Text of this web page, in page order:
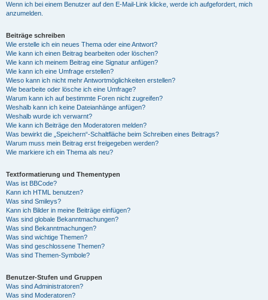
Wenn ich bei einem Benutzer auf den E-Mail-Link klicke, werde ich aufgefordert, mich
anzumelden.
Beiträge schreiben
Wie erstelle ich ein neues Thema oder eine Antwort?
Wie kann ich einen Beitrag bearbeiten oder löschen?
Wie kann ich meinem Beitrag eine Signatur anfügen?
Wie kann ich eine Umfrage erstellen?
Wieso kann ich nicht mehr Antwortmöglichkeiten erstellen?
Wie bearbeite oder lösche ich eine Umfrage?
Warum kann ich auf bestimmte Foren nicht zugreifen?
Weshalb kann ich keine Dateianhänge anfügen?
Weshalb wurde ich verwarnt?
Wie kann ich Beiträge den Moderatoren melden?
Was bewirkt die „Speichern“-Schaltfläche beim Schreiben eines Beitrags?
Warum muss mein Beitrag erst freigegeben werden?
Wie markiere ich ein Thema als neu?
Textformatierung und Thementypen
Was ist BBCode?
Kann ich HTML benutzen?
Was sind Smileys?
Kann ich Bilder in meine Beiträge einfügen?
Was sind globale Bekanntmachungen?
Was sind Bekanntmachungen?
Was sind wichtige Themen?
Was sind geschlossene Themen?
Was sind Themen-Symbole?
Benutzer-Stufen und Gruppen
Was sind Administratoren?
Was sind Moderatoren?